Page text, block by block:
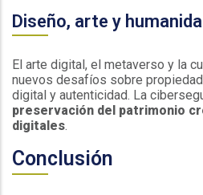
Diseño, arte y
El arte digital, el metaverso y la
nuevos desafíos sobre
digital y autenticidad. La
preservación del patrimonio
digitales.
Conclusión